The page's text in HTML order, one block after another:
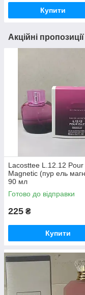
Купити
Акційні
Lacosttee L.12.12 Pour
Magnetic (пур ель
90 мл
Готово до відправки
225 ₴
Купити